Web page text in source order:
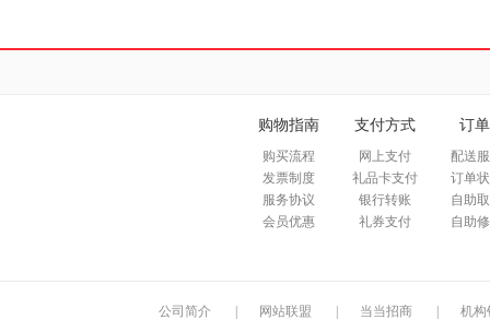
购物指南
购买流程
发票制度
服务协议
会员优惠
支付方式
网上支付
礼品卡支付
银行转账
礼券支付
订
配送
订单
自助
自助
公司简介 网站联盟 当当招商 机构